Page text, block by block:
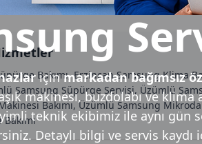
içinmarkadan bağımsız
makinesi, buzdolabı ve klima
teknik ekibimiz ile aynı gün
Detaylı bilgi ve servis kaydı
Bakımı, Erzincan Samsung Klima
Samsung Süpürge Servisi, Üzümlü
Bakımı, Üzümlü Samsung